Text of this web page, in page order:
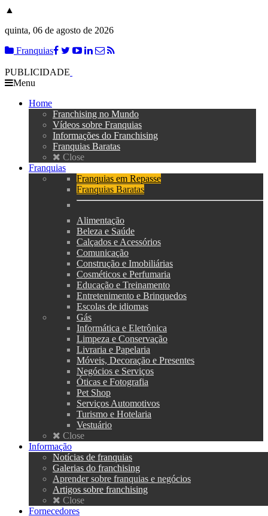
▲
quinta, 06 de agosto de 2026
Franquias
PUBLICIDADE
Menu
Home
Franchising no Mundo
Vídeos sobre Franquias
Informações do Franchising
Franquias Baratas
Close
Franquias
Franquias em Repasse
Franquias Baratas
Alimentação
Beleza e Saúde
Calçados e Acessórios
Comunicação
Construção e Imobiliárias
Cosméticos e Perfumaria
Educação e Treinamento
Entretenimento e Brinquedos
Escolas de idiomas
Gás
Informática e Eletrônica
Limpeza e Conservação
Livraria e Papelaria
Móveis, Decoração e Presentes
Negócios e Serviços
Óticas e Fotografia
Pet Shop
Serviços Automotivos
Turismo e Hotelaria
Vestuário
Close
Informação
Notícias de franquias
Galerias do franchising
Aprender sobre franquias e negócios
Artigos sobre franchising
Close
Fornecedores